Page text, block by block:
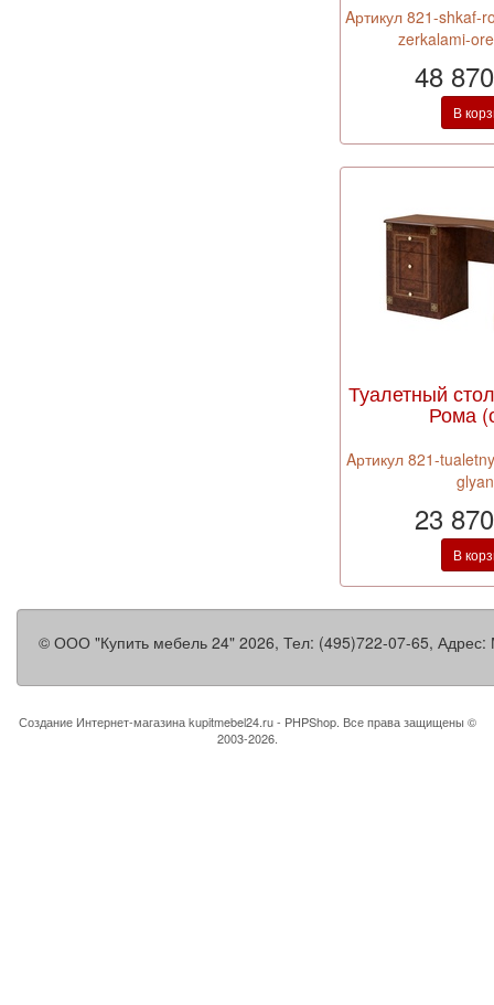
Aртикул 821-shkaf-
zerkalami-
48
В
Туалетный
Рома
Aртикул 821-
23
В
© ООО "Купить мебель 24" 2026, Тел: (495)722-07-65, Адрес:
Создание Интернет-магазинаkupitmebel24.ru - PHPShop. Все права защищены ©
2003-2026.